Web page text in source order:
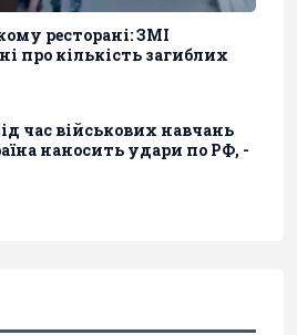
ресторані: ЗМІ
про кількість загиблих
час військових навчань
наносить удари по РФ, -